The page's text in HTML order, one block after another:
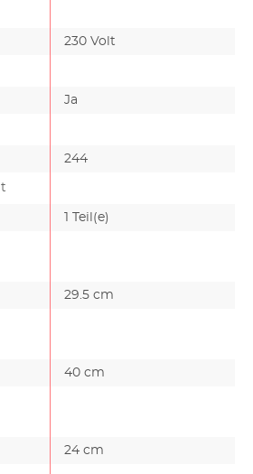
230 Volt
Ja
244
1 Teil(e)
29.5 cm
40 cm
24 cm